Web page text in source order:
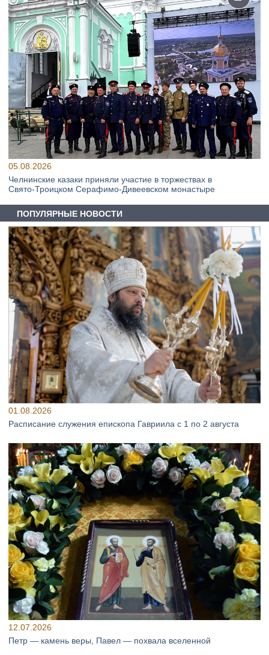
05.08.2026
Челнинские казаки приняли участие в торжествах в
Свято‑Троицком Серафимо‑Дивеевском монастыре
ПОПУЛЯРНЫЕ НОВОСТИ
01.08.2026
Расписание служения епископа Гавриила с 1 по 2 августа
12.07.2026
Петр — камень веры, Павел — похвала вселенной